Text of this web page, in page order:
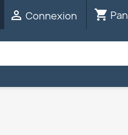
 Connexion shopping_cart